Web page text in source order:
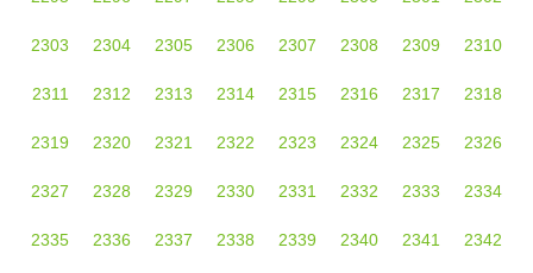
2303 2304 2305 2306 2307 2308 2309 2310
2311 2312 2313 2314 2315 2316 2317 2318
2319 2320 2321 2322 2323 2324 2325 2326
2327 2328 2329 2330 2331 2332 2333 2334
2335 2336 2337 2338 2339 2340 2341 2342